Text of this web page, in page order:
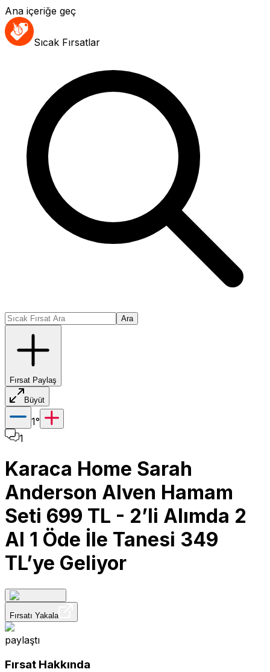
Ana içeriğe geç
Sıcak Fırsatlar
Ara
Fırsat Paylaş
Büyüt
1°
1
Karaca Home Sarah
Anderson Alven Hamam
Seti 699 TL - 2’li Alımda 2
Al 1 Öde İle Tanesi 349
TL’ye Geliyor
Fırsatı Yakala
paylaştı
Fırsat Hakkında